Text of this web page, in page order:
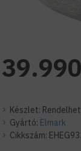
Készlet:
Gyártó: Elmark
Cikkszám: